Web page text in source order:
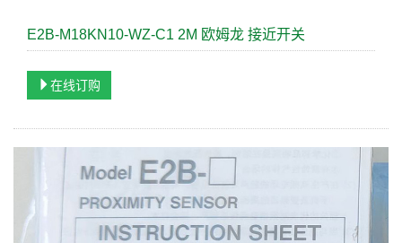
E2B-M18KN10-WZ-C1 2M 欧姆龙 接近开关
在线订购